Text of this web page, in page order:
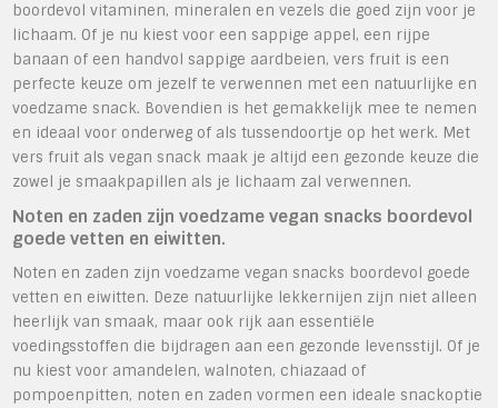
boordevol vitaminen, mineralen en vezels die goed zijn voor je
lichaam. Of je nu kiest voor een sappige appel, een rijpe
banaan of een handvol sappige aardbeien, vers fruit is een
perfecte keuze om jezelf te verwennen met een natuurlijke en
voedzame snack. Bovendien is het gemakkelijk mee te nemen
en ideaal voor onderweg of als tussendoortje op het werk. Met
vers fruit als vegan snack maak je altijd een gezonde keuze die
zowel je smaakpapillen als je lichaam zal verwennen.
Noten en zaden zijn voedzame vegan snacks boordevol
goede vetten en eiwitten.
Noten en zaden zijn voedzame vegan snacks boordevol goede
vetten en eiwitten. Deze natuurlijke lekkernijen zijn niet alleen
heerlijk van smaak, maar ook rijk aan essentiële
voedingsstoffen die bijdragen aan een gezonde levensstijl. Of je
nu kiest voor amandelen, walnoten, chiazaad of
pompoenpitten, noten en zaden vormen een ideale snackoptie